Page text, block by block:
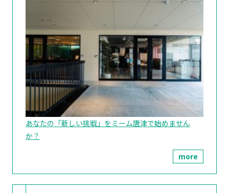
あなたの「新しい挑戦」をミーム唐津で始めません
か？
more